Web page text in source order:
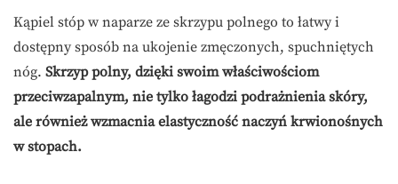
Kąpiel stóp w naparze ze skrzypu polnego to łatwy i
dostępny sposób na ukojenie zmęczonych, spuchniętych
nóg. Skrzyp polny, dzięki swoim właściwościom
przeciwzapalnym, nie tylko łagodzi podrażnienia skóry,
ale również wzmacnia elastyczność naczyń krwionośnych
w stopach.